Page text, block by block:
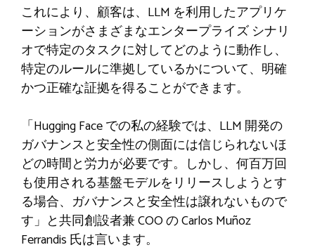
これにより、顧客は、LLM を利用したアプリケ
ーションがさまざまなエンタープライズ シナリ
オで特定のタスクに対してどのように動作し、
特定のルールに準拠しているかについて、明確
かつ正確な証拠を得ることができます。
「Hugging Face での私の経験では、LLM 開発の
ガバナンスと安全性の側面には信じられないほ
どの時間と労力が必要です。しかし、何百万回
も使用される基盤モデルをリリースしようとす
る場合、ガバナンスと安全性は譲れないもので
す」と共同創設者兼 COO の Carlos Muñoz
Ferrandis 氏は言います。